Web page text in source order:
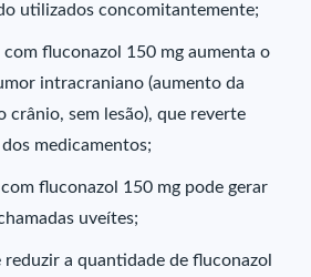
utilizados concomitantemente;
com fluconazol 150 mg aumenta o
intracraniano (aumento da
crânio, sem lesão), que reverte
medicamentos;
fluconazol 150 mg pode gerar
uveítes;
reduzir a quantidade de fluconazol